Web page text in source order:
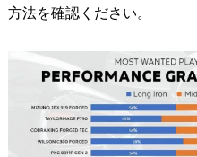
方法を確認ください。